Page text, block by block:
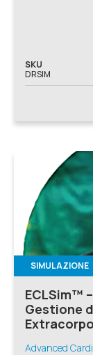
SKU
DRSIM
SIMULAZIONE
ECLSim™
Gestione
Advanced